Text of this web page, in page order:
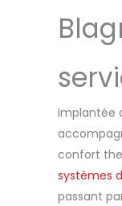
Implantée
confort
systèmes
passant